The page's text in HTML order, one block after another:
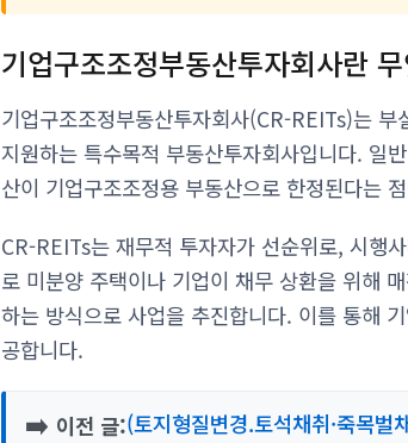
기업구조조정부동산투자회사란
기업구조조정부동산투자회사(CR-REITs)는
지원하는 특수목적 부동산투자회사입니다. 일
산이 기업구조조정용 부동산으로 한정된다는
CR-REITs는 재무적 투자자가 선순위로, 시행
로 미분양 주택이나 기업이 채무 상환을 위해
하는 방식으로 사업을 추진합니다. 이를 통해
공합니다.
➡️ 이전 글:(토지형질변경.토석채취·죽목벌